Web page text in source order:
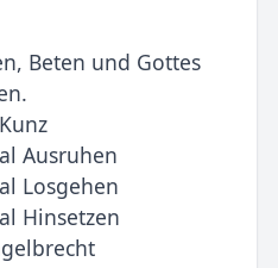
Beten und Gottes
Ausruhen
Losgehen
Hinsetzen